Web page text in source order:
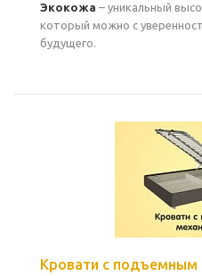
Экокожа – уникальный
который можно с
будущего.
Кровати с подъемным